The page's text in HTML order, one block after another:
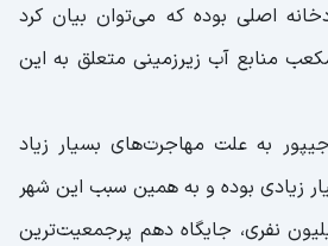
اصلی بوده که می‌توان بیان کرد
متر مکعب منابع آب زیرزمینی متعلق به این
به علت مهاجرت‌های بسیار زیاد
زیادی بوده و به همین سبب این شهر
جمعیت ۳ میلیون نفری، جایگاه دهم پرجمعیت‌ترین